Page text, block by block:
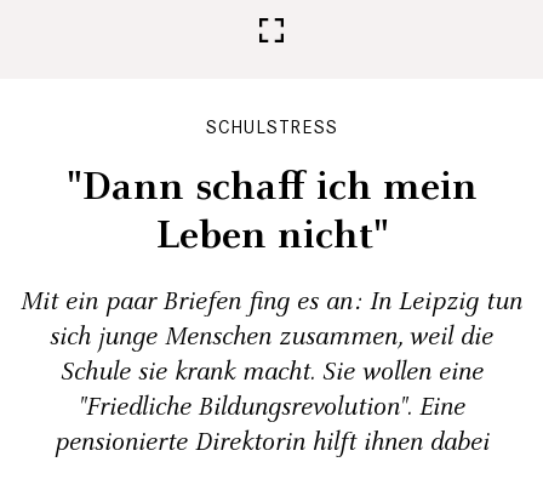
SCHULSTRESS
"Dann schaff ich mein
Leben nicht"
Mit ein paar Briefen fing es an: In Leipzig tun
sich junge Menschen zusammen, weil die
Schule sie krank macht. Sie wollen eine
"Friedliche Bildungsrevolution". Eine
pensionierte Direktorin hilft ihnen dabei